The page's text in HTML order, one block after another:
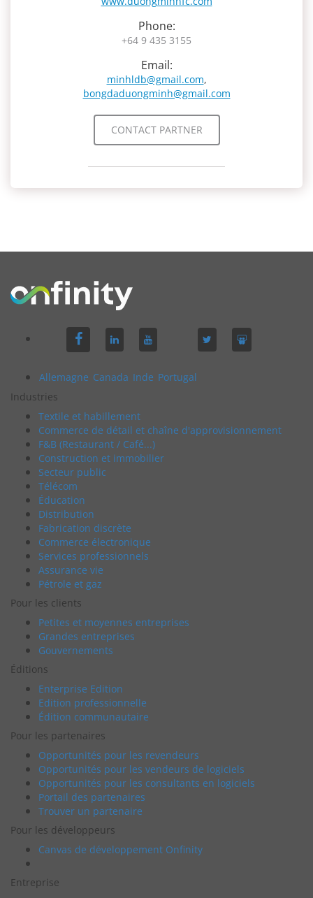
Phone:
+64 9 435 3155
Email:
minhldb@gmail.com,
bongdaduongminh@gmail.com
CONTACT PARTNER
Allemagne Canada Inde Portugal
Industries
Textile et habillement
Commerce de détail et chaîne d'approvisionnement
F&B (Restaurant / Café...)
Construction et immobilier
Secteur public
Télécom
Éducation
Distribution
Fabrication discrète
Commerce électronique
Services professionnels
Assurance vie
Pétrole et gaz
Pour les clients
Petites et moyennes entreprises
Grandes entreprises
Gouvernements
Éditions
Enterprise Edition
Edition professionnelle
Édition communautaire
Pour les partenaires
Opportunités pour les revendeurs
Opportunités pour les vendeurs de logiciels
Opportunités pour les consultants en logiciels
Portail des partenaires
Trouver un partenaire
Pour les développeurs
Canvas de développement Onfinity
Entreprise